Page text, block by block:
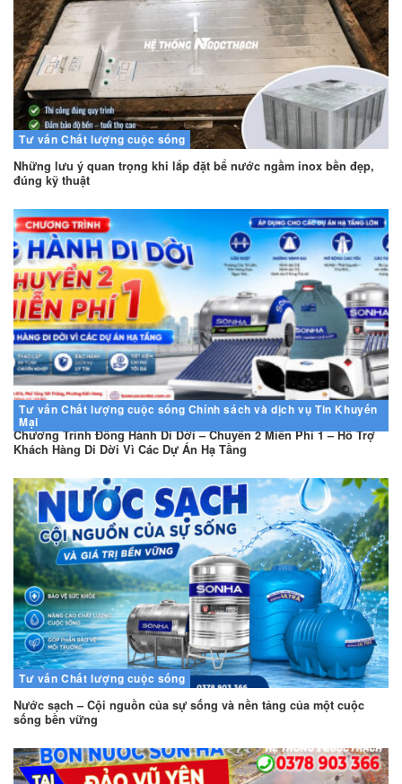
Tư vấn Chất lượng cuộc sống
Những lưu ý quan trọng khi lắp đặt bể nước ngầm inox bền đẹp,
đúng kỹ thuật
Tư vấn Chất lượng cuộc sống Chính sách và dịch vụ Tin Khuyến
Mại
Chương Trình Đồng Hành Di Dời – Chuyển 2 Miễn Phí 1 – Hỗ Trợ
Khách Hàng Di Dời Vì Các Dự Án Hạ Tầng
Tư vấn Chất lượng cuộc sống
Nước sạch – Cội nguồn của sự sống và nền tảng của một cuộc
sống bền vững